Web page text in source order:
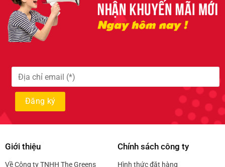
Giới thiệu
Về Công ty TNHH The Greens
Chính sách công ty
Hình thức đặt hàng